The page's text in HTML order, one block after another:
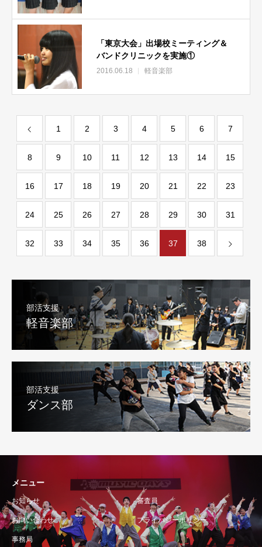
「東京大会」出場校ミーティング＆
バンドクリニックを実施①
2016.06.18 軽音楽部
1 2 3 4 5 6 7
8 9 10 11 12 13 14 15
16 17 18 19 20 21 22 23
24 25 26 27 28 29 30 31
32 33 34 35 36 37 38
部活支援
軽音楽部
部活支援
ダンス部
メニュー
お知らせ 審査員
お問い合わせ プライバシーポリシー
事務局